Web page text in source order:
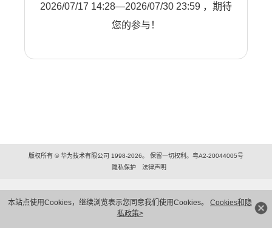
本站点使用Cookies，继续浏览表示您同意我们使用Cookies。 Cookies和隐
私政策>
2026/07/17 14:28—2026/07/30 23:59 ，期待
您的参与！
版权所有 © 华为技术有限公司 1998-2026。 保留一切权利。粤A2-20044005号
隐私保护
法律声明